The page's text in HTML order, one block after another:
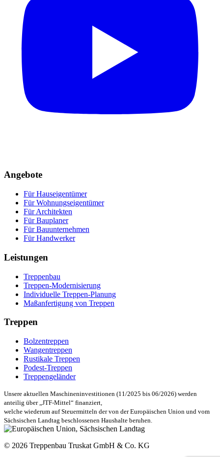
Angebote
Für Hauseigentümer
Für Wohnungseigentümer
Für Architekten
Für Bauplaner
Für Bauunternehmen
Für Handwerker
Leistungen
Treppenbau
Treppen-Modernisierung
Individuelle Treppen-Planung
Maßanfertigung von Treppen
Treppen
Bolzentreppen
Wangentreppen
Rustikale Treppen
Podest-Treppen
Treppengeländer
Unsere aktuellen Maschineninvestitionen (11/2025 bis 06/2026) werden
anteilig über „JTF-Mittel“ finanziert,
welche wiederum auf Steuermitteln der von der Europäischen Union und vom
Sächsischen Landtag beschlossenen Haushalte beruhen.
© 2026 Treppenbau Truskat GmbH & Co. KG